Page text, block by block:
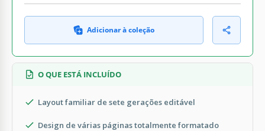
Adicionar à coleção
O QUE ESTÁ INCLUÍDO
Layout familiar de sete gerações editável
Design de várias páginas totalmente formatado